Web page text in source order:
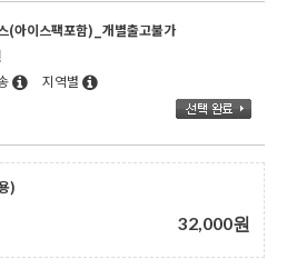
(아이스팩포함)_개별출고불가
지역별
)
32,000원